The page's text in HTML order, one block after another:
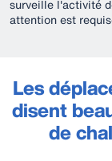
surveille l'activité
attention est
Les
disent
de